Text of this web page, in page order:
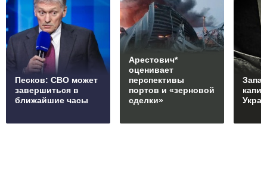
Песков: СВО может
завершиться в
ближайшие часы
Арестович*
оценивает
перспективы
портов и «зерновой
сделки»